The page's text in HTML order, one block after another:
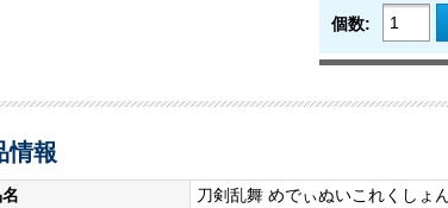
個数:
情報
刀剣乱舞 めでぃぬいこれくしょ